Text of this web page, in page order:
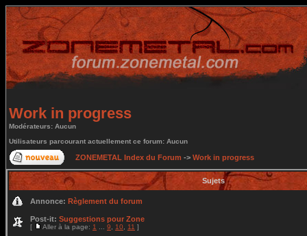
Work in progress
Modérateurs: Aucun
Utilisateurs parcourant actuellement ce forum: Aucun
ZONEMETAL Index du Forum -> Work in progress
Sujets
Annonce: Règlement du forum
Post-it: Suggestions pour Zone
[ Aller à la page: 1 9 10 11 ]